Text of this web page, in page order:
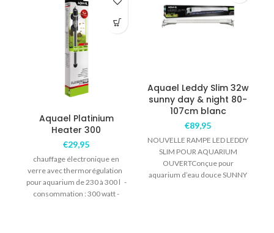
Aquael Platinium
Heater 300
€29,95
chauffage électronique en
verre avec thermorégulation
pour aquarium de 230 à 300 l -
consommation : 300 watt -
Aquael Leddy Slim 32w
sunny day & night 80-
107cm blanc
€89,95
NOUVELLE RAMPE LED LEDDY
SLIM POUR AQUARIUM
OUVERTConçue pour
aquarium d’eau douce SUNNY